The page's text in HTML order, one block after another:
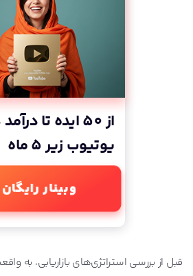
از 50 ایده تا
یوتیوب زیر 5 ماه
وبینار رایگان
قبل از بررسی استراتژی‌های بازاریابی، به